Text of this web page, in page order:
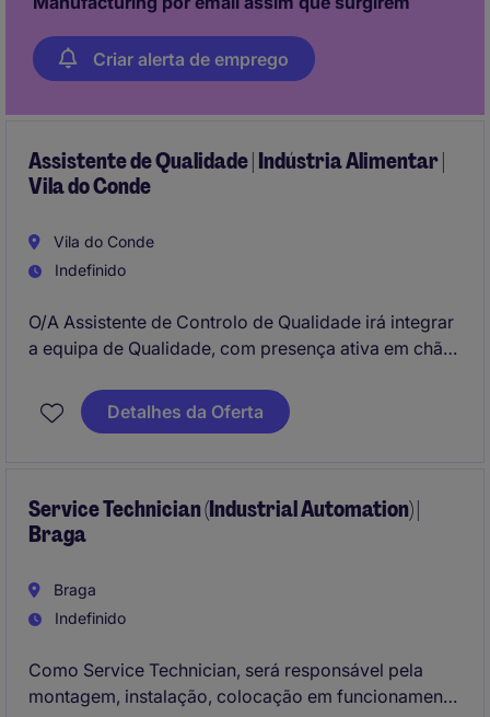
Criar alerta de emprego
Assistente de Qualidade | Indústria Alimentar |
Vila do Conde
Vila do Conde
Indefinido
O/A Assistente de Controlo de Qualidade irá integrar
a equipa de Qualidade, com presença ativa em chão
requisitos de Qualidade e Segurança Alimentar. A
função envolve o acompanhamento de processos
Detalhes da Oferta
Service Technician (Industrial Automation) |
Braga
Braga
Indefinido
Como Service Technician, será responsável pela
montagem, instalação, colocação em funcionamento